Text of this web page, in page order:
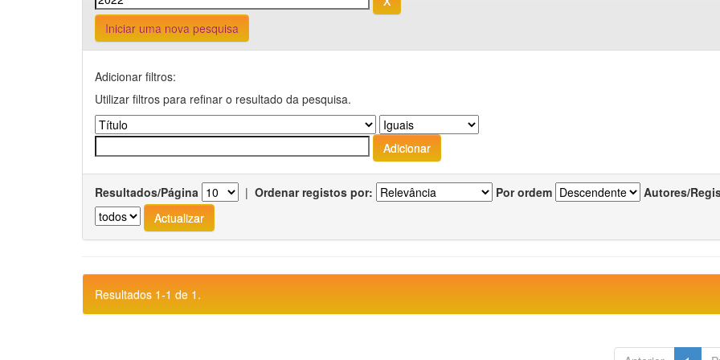
Iniciar uma nova pesquisa
Adicionar filtros:
Utilizar filtros para refinar o resultado da pesquisa.
Resultados/Página | Ordenar registos por: Por ordem Autores/
Resultados 1-1 de 1.